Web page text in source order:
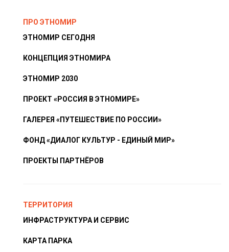
ПРО ЭТНОМИР
ЭТНОМИР СЕГОДНЯ
КОНЦЕПЦИЯ ЭТНОМИРА
ЭТНОМИР 2030
ПРОЕКТ «РОССИЯ В ЭТНОМИРЕ»
ГАЛЕРЕЯ «ПУТЕШЕСТВИЕ ПО РОССИИ»
ФОНД «ДИАЛОГ КУЛЬТУР - ЕДИНЫЙ МИР»
ПРОЕКТЫ ПАРТНЁРОВ
ТЕРРИТОРИЯ
ИНФРАСТРУКТУРА И СЕРВИС
КАРТА ПАРКА